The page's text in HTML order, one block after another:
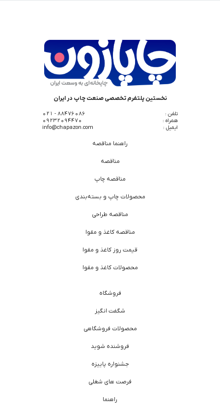
نخستین پلتفرم تخصصی صنعت چاپ در ایران
تلفن :
88476086 - 021
همراه :
09232094470
ایمیل :
info@chapazon.com
راهنما مناقصه
مناقصه
مناقصه چاپ
محصولات چاپ و بسته‌بندی
مناقصه طراحی
مناقصه کاغذ و مقوا
قیمت روز کاغذ و مقوا
محصولات کاغذ و مقوا
فروشگاه
شگفت انگیز
محصولات فروشگاهی
فروشنده شوید
جشنواره پاییزه
فرصت های شغلی
راهنما